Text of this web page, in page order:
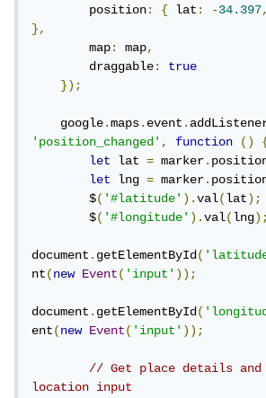
        position
: { lat: -34.397,
},
        map
: map,
        draggable
:
true
});
    google
.maps.event.
'position_changed', function ()
let
lat = marker.
let
lng = marker.
        $
('#latitude').val(lat);
        $
('#longitude').val(lng);
document.getElementById(
nt(new Event('input'));
document.getElementById(
ent(new Event('input'));
// Get place details and
location input